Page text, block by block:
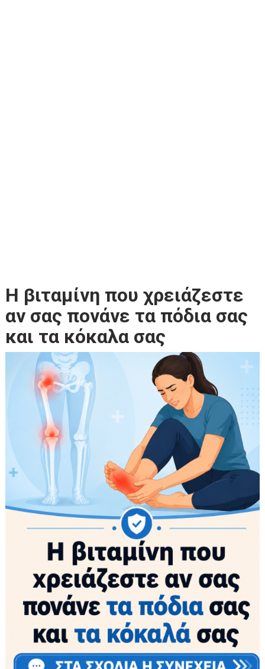
Η βιταμίνη που χρειάζεστε
αν σας πονάνε τα πόδια σας
και τα κόκαλα σας